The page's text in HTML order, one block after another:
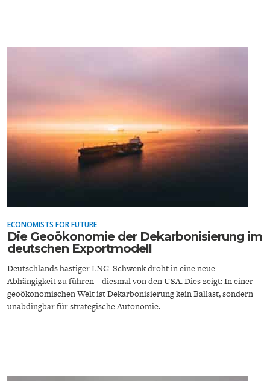
ECONOMISTS FOR FUTURE
Die Geoökonomie der Dekarbonisierung im
deutschen Exportmodell
Deutschlands hastiger LNG-Schwenk droht in eine neue
Abhängigkeit zu führen – diesmal von den USA. Dies zeigt: In einer
geoökonomischen Welt ist Dekarbonisierung kein Ballast, sondern
unabdingbar für strategische Autonomie.